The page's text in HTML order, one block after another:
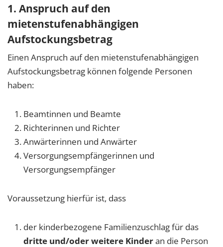
1. Anspruch auf den
mietenstufenabhängigen
Aufstockungsbetrag
Einen Anspruch auf den mietenstufenabhängigen
Aufstockungsbetrag können folgende Personen
haben:
Beamtinnen und Beamte
Richterinnen und Richter
Anwärterinnen und Anwärter
Versorgungsempfängerinnen und
Versorgungsempfänger
Voraussetzung hierfür ist, dass
der kinderbezogene Familienzuschlag für das
dritte und/oder weitere Kinderan die Person